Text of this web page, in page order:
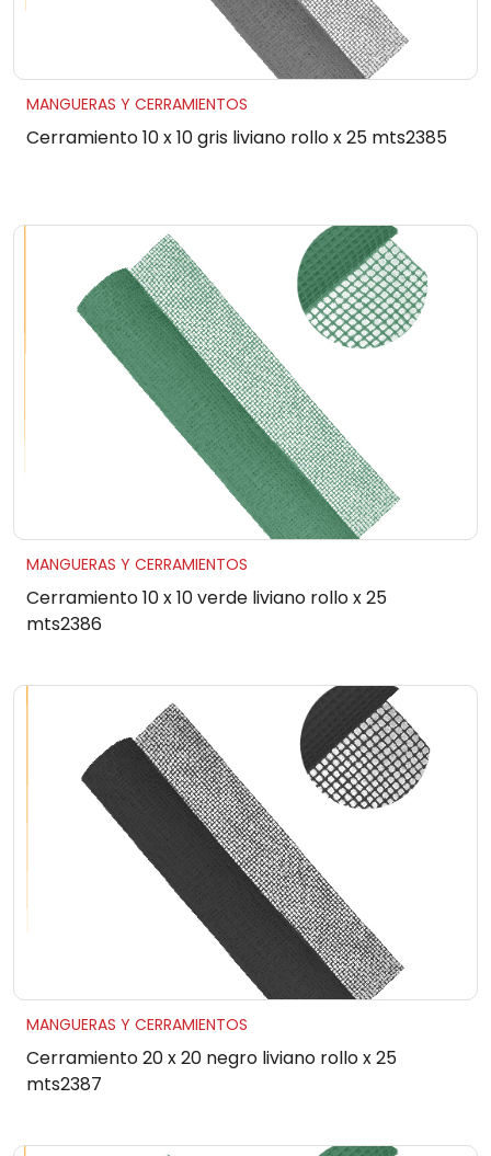
MANGUERAS Y CERRAMIENTOS
Cerramiento 10 x 10 gris liviano rollo x 25 mts2385
MANGUERAS Y CERRAMIENTOS
Cerramiento 10 x 10 verde liviano rollo x 25
mts2386
MANGUERAS Y CERRAMIENTOS
Cerramiento 20 x 20 negro liviano rollo x 25
mts2387